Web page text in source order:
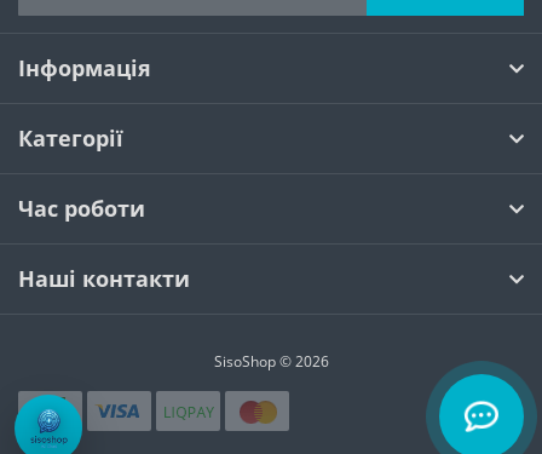
Інформація
Категорії
Час роботи
Наші контакти
SisoShop © 2026